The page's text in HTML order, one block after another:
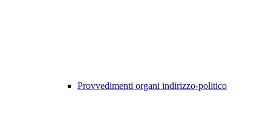
Provvedimenti organi indirizzo-politico